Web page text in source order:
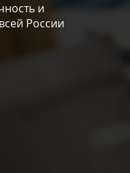
и
России